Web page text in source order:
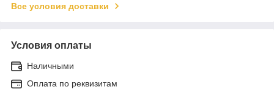
Все условия доставки
Условия оплаты
Наличными
Оплата по реквизитам